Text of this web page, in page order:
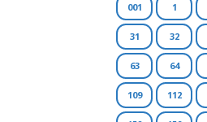
001 1
31 32
63 64
109 112